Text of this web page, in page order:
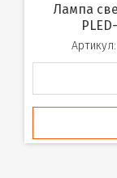
Лампа светодиодная высокой мощности
Артикул: